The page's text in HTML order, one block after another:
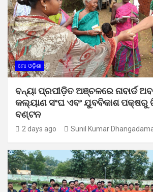
ମୋ ଓଡ଼ିଶା
ବନ୍ୟା ପ୍ରପୀଡ଼ିତ ଅଞ୍ଚଳରେ ନାବାର୍ଡ
କଲ୍ୟାଣ ସଂଘ ଏବଂ ଯୁବବିକାଶ ପକ୍ଷରୁ
ବଣ୍ଟନ
2 days ago Sunil Kumar